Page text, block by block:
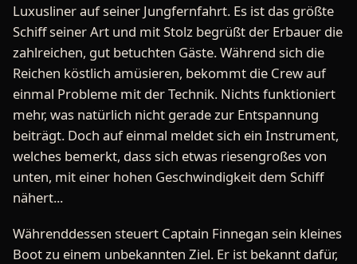
Luxusliner auf seiner Jungfernfahrt. Es ist das größte
Schiff seiner Art und mit Stolz begrüßt der Erbauer die
zahlreichen, gut betuchten Gäste. Während sich die
Reichen köstlich amüsieren, bekommt die Crew auf
einmal Probleme mit der Technik. Nichts funktioniert
mehr, was natürlich nicht gerade zur Entspannung
beiträgt. Doch auf einmal meldet sich ein Instrument,
welches bemerkt, dass sich etwas riesengroßes von
unten, mit einer hohen Geschwindigkeit dem Schiff
nähert...
Währenddessen steuert Captain Finnegan sein kleines
Boot zu einem unbekannten Ziel. Er ist bekannt dafür,